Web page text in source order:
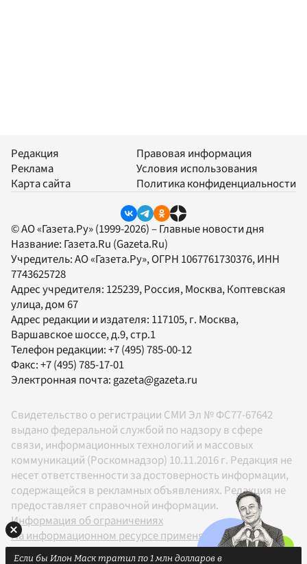
Редакция
Реклама
Карта сайта
Правовая информация
Условия использования
Политика конфиденциальности
© АО «Газета.Ру» (1999-2026) – Главные новости дня
Название: Газета.Ru (Gazeta.Ru)
Учредитель:АО «Газета.Ру», ОГРН 1067761730376, ИНН
7743625728
Адрес учредителя: 125239, Россия, Москва, Коптевская
улица, дом 67
Адрес редакции и издателя: 117105, г. Москва,
Варшавское шоссе, д.9, стр.1
Телефон редакции:+7 (495) 785-00-12
Факс:+7 (495) 785-17-01
Электронная почта:gazeta@gazeta.ru
Свидетельство о регистрации СМИ Эл № ФС77-67642
выдано федеральной службой по надзору в сфере
связи, информационных технологий и массовых
коммуникаций (Роскомнадзор) 10.11.2016 г. Редакция не
несет ответственности за достоверность информации,
содержащейся в рекламных объявлениях. Редакция не
предоставляет справочной информации.
Информация об ограничениях
На информационном ресурсе применяются
рекомендательные технологии в соответствии с
Если бы Илон Маск тратил по 1 млн долларов в